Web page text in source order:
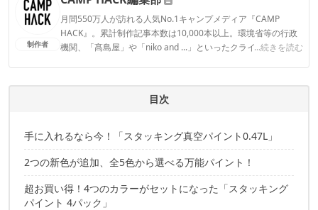
制作者
月間550万人が訪れる人気No.1キャンプメディア『CAMP
HACK』。累計制作記事本数は10,000本以上。環境省等の行政
機関、「髙島屋」や「niko and ...」といったクライアントとの
...続きを読む
CAMP HACK編集部のプロフィール
目次
手に入れるなら今！「スタッキング真空パイント0.47L」
2つの新色が追加、全5色から選べる万能パイント！
超お買い得！4つのカラーがセットになった「スタッキング
パイント 4パック」